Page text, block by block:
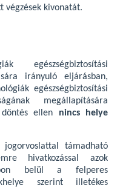
végzések kivonatát.
egészségbiztosítási
irányuló eljárásban,
egészségbiztosítási
megállapítására
ellen nincs helye
támadható
hivatkozással azok
belül a felperes
szerint illetékes